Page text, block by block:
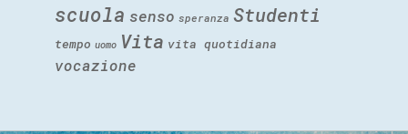
scuola senso speranza Studenti
tempo uomo Vita vita quotidiana
vocazione